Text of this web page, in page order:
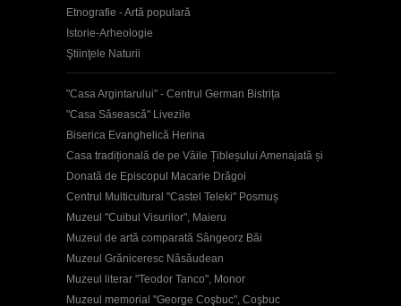
Etnografie - Artă populară
Istorie-Arheologie
Ştiinţele Naturii
"Casa Argintarului" - Centrul German Bistrița
"Casa Săsească" Livezile
Biserica Evanghelică Herina
Casa tradițională de pe Văile Țibleșului Amenajată și
Donată de Episcopul Macarie Drăgoi
Centrul Multicultural "Castel Teleki" Posmuș
Muzeul "Cuibul Visurilor", Maieru
Muzeul de artă comparată Sângeorz Băi
Muzeul Grăniceresc Năsăudean
Muzeul literar "Teodor Tanco", Monor
Muzeul memorial "George Coşbuc", Coşbuc